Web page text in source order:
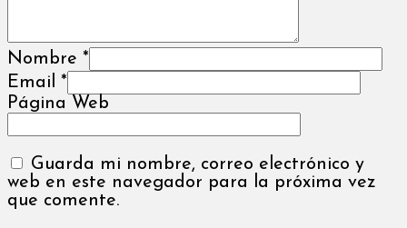
Nombre *
Email *
Página Web
Guarda mi nombre, correo electrónico y
web en este navegador para la próxima vez
que comente.